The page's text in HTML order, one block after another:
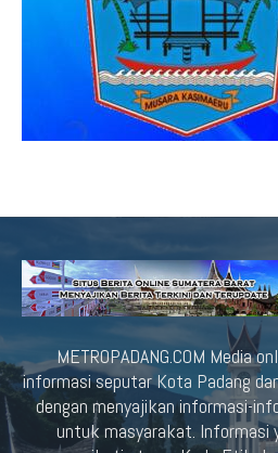
METROPADANG.COM Media
informasi seputar Kota Padang
dengan menyajikan informasi-
untuk masyarakat. Informasi